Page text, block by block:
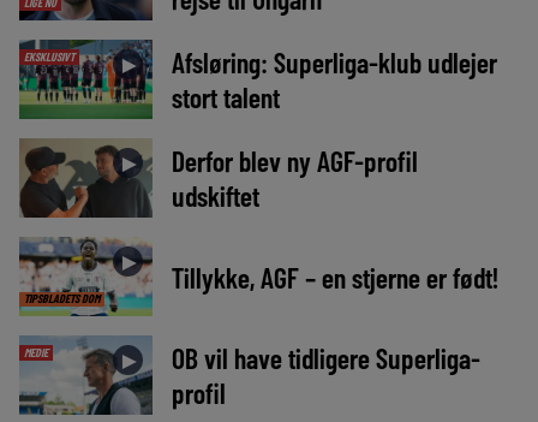
EKSKLUSIVT ►
Afsløring: Superliga-klub udlejer
stort talent
►
Derfor blev ny AGF-profil
udskiftet
TIPSBLADETS DOM
► Tillykke, AGF – en stjerne er født!
MEDIE ►
OB vil have tidligere Superliga-
profil